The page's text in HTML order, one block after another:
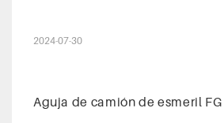
2024-07-30
Aguja de camión de esmeril FG